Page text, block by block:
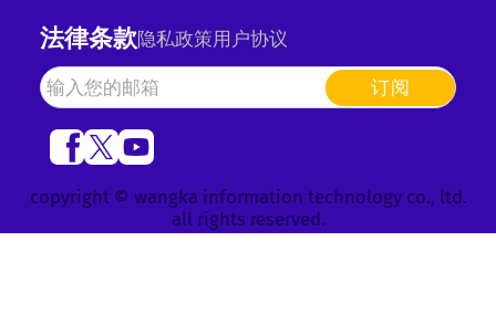
法律条款隐私政策用户协议
订阅
copyright © wangka information technology co., ltd.
all rights reserved.